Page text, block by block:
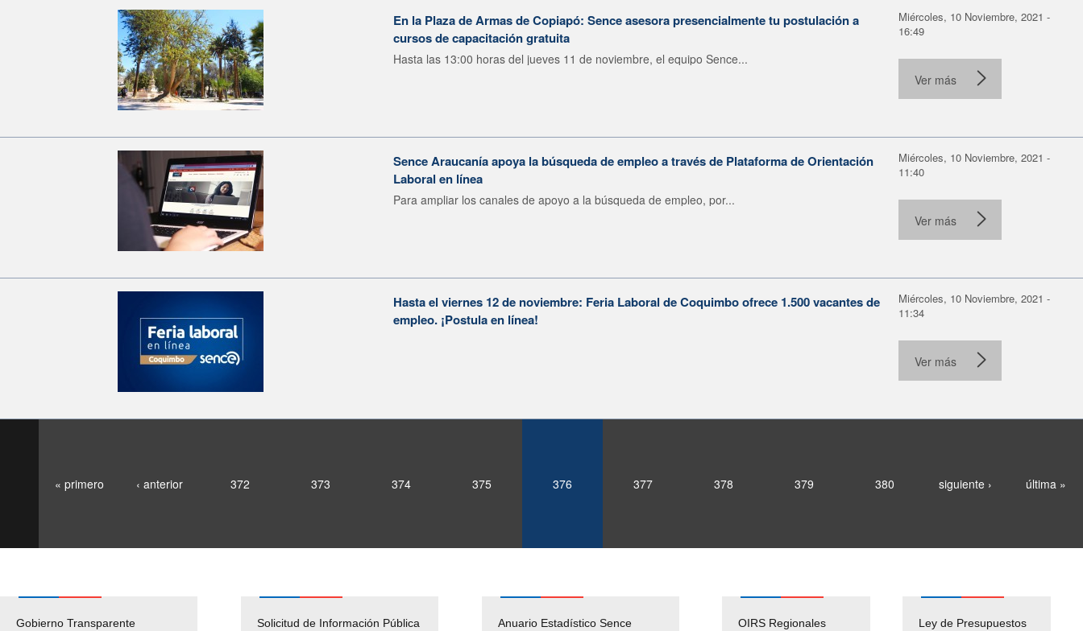
En la Plaza de Armas de Copiapó: Sence asesora presencialmente tu postulación a
cursos de capacitación gratuita
Hasta las 13:00 horas del jueves 11 de noviembre, el equipo Sence...
Miércoles, 10 Noviembre, 2021 -
16:49
Ver más
Sence Araucanía apoya la búsqueda de empleo a través de Plataforma de Orientación
Laboral en línea
Para ampliar los canales de apoyo a la búsqueda de empleo, por...
Miércoles, 10 Noviembre, 2021 -
11:40
Ver más
Hasta el viernes 12 de noviembre: Feria Laboral de Coquimbo ofrece 1.500 vacantes de
empleo. ¡Postula en línea!
Miércoles, 10 Noviembre, 2021 -
11:34
Ver más
« primero ‹ anterior 372 373 374 375 376 377 378 379 380 siguiente › última »
Gobierno Transparente Solicitud de Información Pública Anuario Estadístico Sence
Pago Proveedores
Empleos Públicos
Solicitud Audiencias y
OIRS Regionales
Ley de Presupuestos